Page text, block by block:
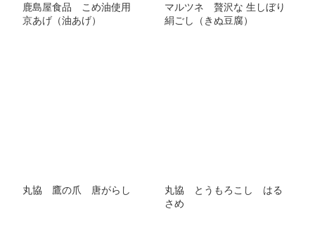
鹿島屋食品 こめ油使用
京あげ（油あげ）
マルツネ 贅沢な 生しぼり
絹ごし（きぬ豆腐）
丸協 鷹の爪 唐がらし
丸協 とうもろこし はる
さめ